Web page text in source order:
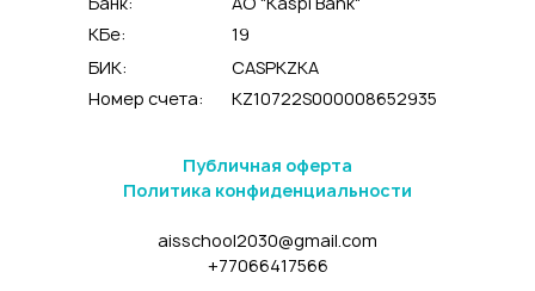
Публичная оферта
Политика конфиденциальности
aisschool2030@gmail.com
+77066417566
KZ10722S000008652935
Номер счета:
CASPKZKA
БИК:
19
КБе: